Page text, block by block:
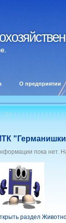
О предприятии
:: ::
пока нет.
раздел